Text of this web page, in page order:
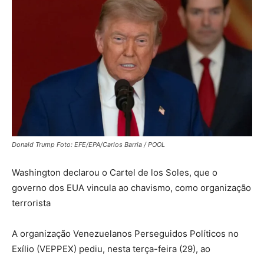
Donald Trump Foto: EFE/EPA/Carlos Barria / POOL
Washington declarou o Cartel de los Soles, que o
governo dos EUA vincula ao chavismo, como organização
terrorista
A organização Venezuelanos Perseguidos Políticos no
Exílio (VEPPEX) pediu, nesta terça-feira (29), ao